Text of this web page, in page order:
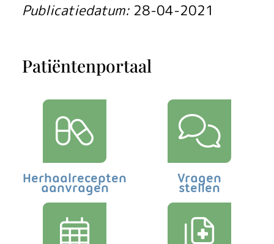
Publicatiedatum: 28-04-2021
Patiëntenportaal
Herhaalrecepten
aanvragen
Vragen
stellen